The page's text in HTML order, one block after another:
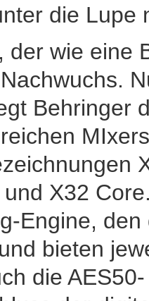
die Lupe
der wie eine
Behringer
X32
Engine,
bieten
die